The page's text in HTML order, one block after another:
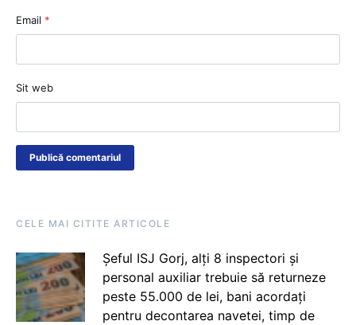
Email *
Sit web
CELE MAI CITITE ARTICOLE
Șeful ISJ Gorj, alți 8 inspectori și
personal auxiliar trebuie să returneze
peste 55.000 de lei, bani acordați
pentru decontarea navetei, timp de